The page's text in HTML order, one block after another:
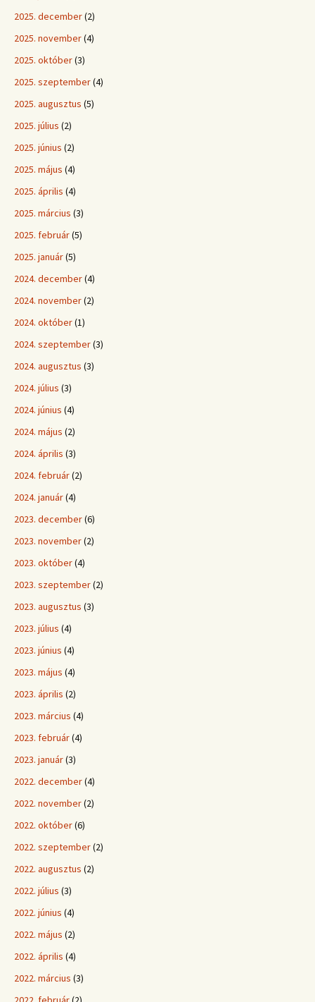
2025. december(2)
2025. november(4)
2025. október(3)
2025. szeptember(4)
2025. augusztus (5)
2025. július (2)
2025. június (2)
2025. május (4)
2025. április (4)
2025. március (3)
2025. február(5)
2025. január(5)
2024. december(4)
2024. november(2)
2024. október(1)
2024. szeptember(3)
2024. augusztus (3)
2024. július (3)
2024. június (4)
2024. május (2)
2024. április (3)
2024. február(2)
2024. január(4)
2023. december(6)
2023. november(2)
2023. október(4)
2023. szeptember(2)
2023. augusztus (3)
2023. július (4)
2023. június (4)
2023. május (4)
2023. április (2)
2023. március (4)
2023. február(4)
2023. január(3)
2022. december(4)
2022. november(2)
2022. október(6)
2022. szeptember(2)
2022. augusztus (2)
2022. július (3)
2022. június (4)
2022. május (2)
2022. április (4)
2022. március (3)